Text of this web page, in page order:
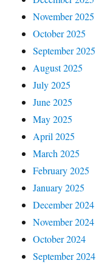
November 2025
October 2025
September 2025
August 2025
July 2025
June 2025
May 2025
April 2025
March 2025
February 2025
January 2025
December 2024
November 2024
October 2024
September 2024